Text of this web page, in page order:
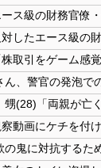
株取引をゲーム感